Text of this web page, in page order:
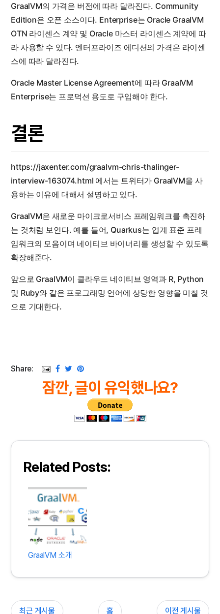
GraalVM의 가격은 버전에 따라 달라진다. Community
Edition은 오픈 소스이다. Enterprise는 Oracle GraalVM
OTN 라이센스 계약 및 Oracle 마스터 라이센스 계약에 따
라 사용할 수 있다. 엔터프라이즈 에디션의 가격은 라이센
스에 따라 달라진다.
Oracle Master License Agreement에 따라 GraalVM
Enterprise는 프로덕션 용도로 구입해야 한다.
결론
https://jaxenter.com/graalvm-chris-thalinger-
interview-163074.html 에서는 트위터가 GraalVM을 사
용하는 이유에 대해서 설명하고 있다.
GraalVM은 새로운 마이크로서비스 프레임워크를 촉진하
는 것처럼 보인다. 예를 들어, Quarkus는 업계 표준 프레
임워크의 모음이며 네이티브 바이너리를 생성할 수 있도록
확장해준다.
앞으로 GraalVM이 클라우드 네이티브 영역과 R, Python
및 Ruby와 같은 프로그래밍 언어에 상당한 영향을 미칠 것
으로 기대한다.
Share:
잠깐, 글이 유익했나요?
Related Posts:
GraalVM 소개
최근 게시물 이전 게시물
홈